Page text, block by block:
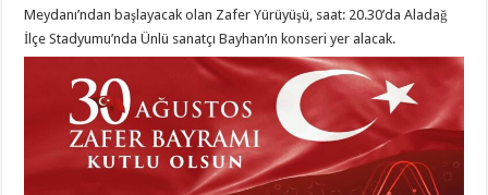
Meydanı’ndan başlayacak olan Zafer Yürüyüşü, saat: 20.30’da Aladağ
İlçe Stadyumu’nda Ünlü sanatçı Bayhan’ın konseri yer alacak.